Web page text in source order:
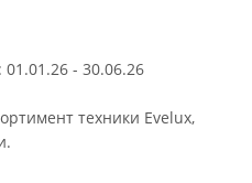
- 30.06.26
техники Evelux,